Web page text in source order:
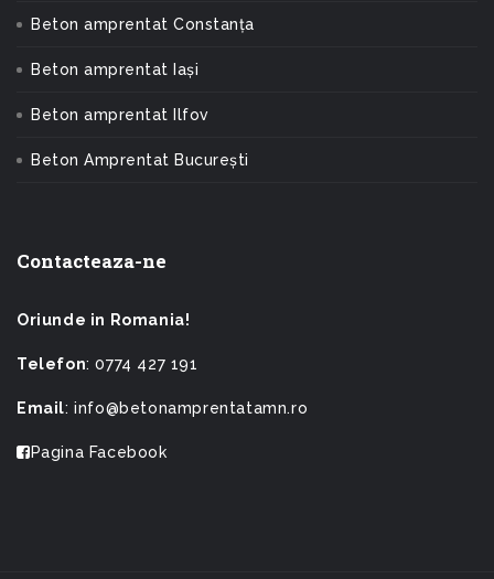
Beton amprentat Constanța
Beton amprentat Iași
Beton amprentat Ilfov
Beton Amprentat București
Contacteaza-ne
Oriunde in Romania!
Telefon: 0774 427 191
Email: info@betonamprentatamn.ro
Pagina Facebook